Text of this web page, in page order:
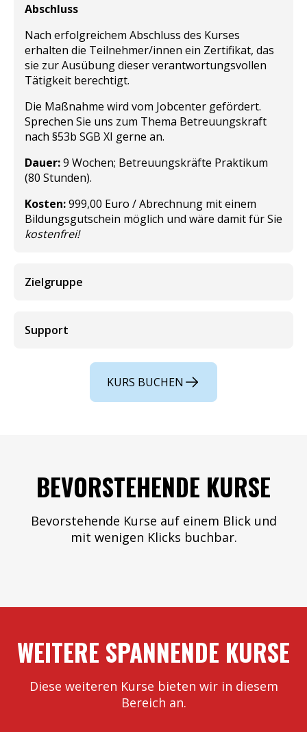
Abschluss
Nach erfolgreichem Abschluss des Kurses
erhalten die Teilnehmer/innen ein Zertifikat, das
sie zur Ausübung dieser verantwortungsvollen
Tätigkeit berechtigt.
Die Maßnahme wird vom Jobcenter gefördert.
Sprechen Sie uns zum Thema Betreuungskraft
nach §53b SGB XI gerne an.
Dauer:9 Wochen; Betreuungskräfte Praktikum
(80 Stunden).
Kosten:999,00 Euro /Abrechnung mit einem
Bildungsgutschein möglich und wäre damit für Sie
kostenfrei!
Zielgruppe
Support
KURS BUCHEN
BEVORSTEHENDE KURSE
Bevorstehende Kurse auf einem Blick und
mit wenigen Klicks buchbar.
WEITERE SPANNENDE KURSE
Diese weiteren Kurse bieten wir in diesem
Bereich an.